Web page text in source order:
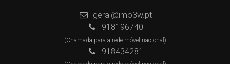
geral@imo3w.pt
918196740
(Chamada para a rede móvel nacional)
918434281